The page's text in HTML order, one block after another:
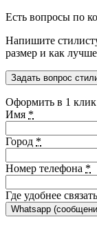
Есть вопросы по
Напишите
размер и как
Задать вопрос
Оформить в 1 клик
Имя *
Город *
Номер телефона *
Где удобнее
Whatsapp